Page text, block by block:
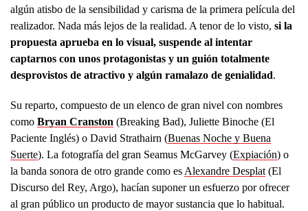
algún atisbo de la sensibilidad y carisma de la primera película del
realizador. Nada más lejos de la realidad. A tenor de lo visto, si la
propuesta aprueba en lo visual, suspende al intentar
captarnos con unos protagonistas y un guión totalmente
desprovistos de atractivo y algún ramalazo de genialidad.
Su reparto, compuesto de un elenco de gran nivel con nombres
como Bryan Cranston (Breaking Bad), Juliette Binoche (El
Paciente Inglés) o David Strathairn (Buenas Noche y Buena
Suerte). La fotografía del gran Seamus McGarvey (Expiación) o
la banda sonora de otro grande como es Alexandre Desplat (El
Discurso del Rey, Argo), hacían suponer un esfuerzo por ofrecer
al gran público un producto de mayor sustancia que lo habitual.